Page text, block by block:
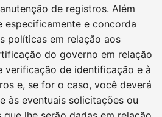
de registros. Além
especificamente e concorda
políticas em relação aos
do governo em relação
verificação de identificação e à
e, se for o caso, você deverá
às eventuais solicitações ou